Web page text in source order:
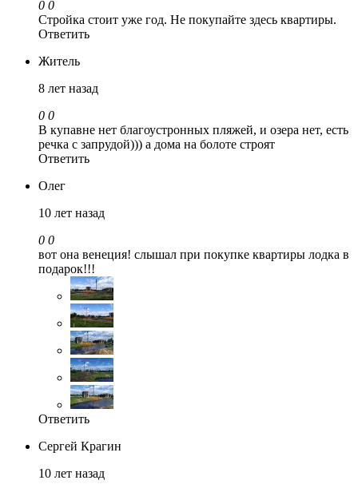
0 0
Стройка стоит уже год. Не покупайте здесь квартиры.
Ответить
Житель
8 лет назад
0 0
В купавне нет благоустронных пляжей, и озера нет, есть
речка с запрудой))) а дома на болоте строят
Ответить
Олег
10 лет назад
0 0
вот она венеция! слышал при покупке квартиры лодка в
подарок!!!
Ответить
Сергей Крагин
10 лет назад